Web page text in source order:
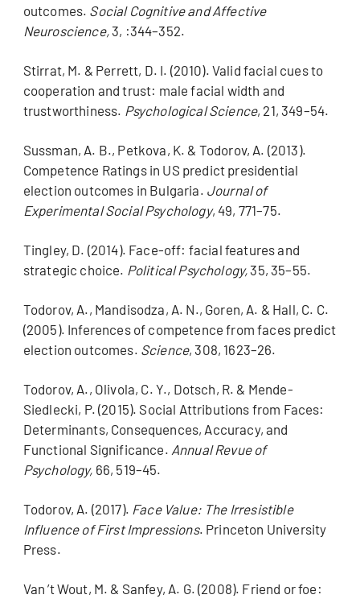
outcomes. Social Cognitive and Affective
Neuroscience,3, :344–352.
Stirrat, M. & Perrett, D. I. (2010). Valid facial cues to
cooperation and trust: male facial width and
trustworthiness. Psychological Science, 21, 349–54.
Sussman, A. B., Petkova, K. & Todorov, A. (2013).
Competence Ratings in US predict presidential
election outcomes in Bulgaria. Journal of
Experimental Social Psychology, 49, 771–75.
Tingley, D. (2014). Face-off: facial features and
strategic choice. Political Psychology, 35, 35–55.
Todorov, A., Mandisodza, A. N., Goren, A. & Hall, C. C.
(2005). Inferences of competence from faces predict
election outcomes. Science, 308, 1623–26.
Todorov, A., Olivola, C. Y., Dotsch, R. & Mende-
Siedlecki, P. (2015). Social Attributions from Faces:
Determinants, Consequences, Accuracy, and
Functional Significance. Annual Revue of
Psychology, 66, 519–45.
Todorov, A. (2017). Face Value: The Irresistible
Influence of First Impressions. Princeton University
Press.
Van ’t Wout, M. & Sanfey, A. G. (2008). Friend or foe: